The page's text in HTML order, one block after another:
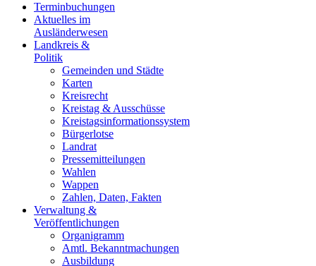
Terminbuchungen
Aktuelles im
Ausländerwesen
Landkreis &
Politik
Gemeinden und Städte
Karten
Kreisrecht
Kreistag & Ausschüsse
Kreistagsinformationssystem
Bürgerlotse
Landrat
Pressemitteilungen
Wahlen
Wappen
Zahlen, Daten, Fakten
Verwaltung &
Veröffentlichungen
Organigramm
Amtl. Bekanntmachungen
Ausbildung